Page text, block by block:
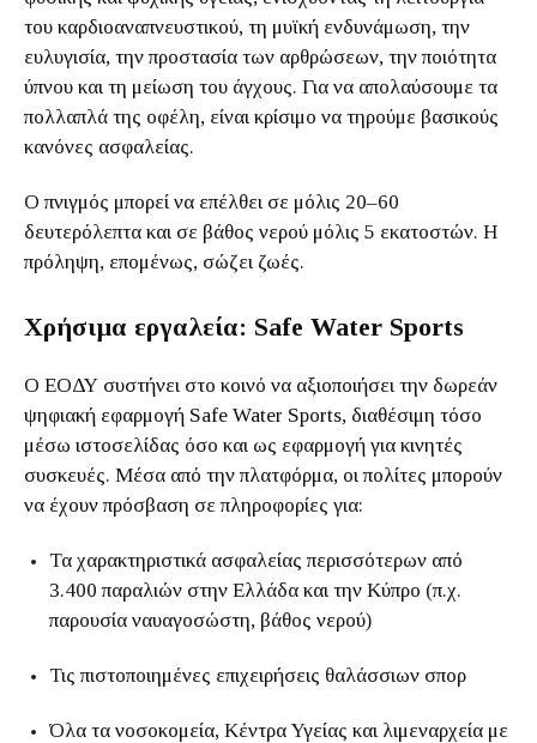
του καρδιοαναπνευστικού, τη μυϊκή ενδυνάμωση, την
ευλυγισία, την προστασία των αρθρώσεων, την ποιότητα
ύπνου και τη μείωση του άγχους. Για να απολαύσουμε τα
πολλαπλά της οφέλη, είναι κρίσιμο να τηρούμε βασικούς
κανόνες ασφαλείας.
Ο πνιγμός μπορεί να επέλθει σε μόλις 20–60
δευτερόλεπτα και σε βάθος νερού μόλις 5 εκατοστών. Η
πρόληψη, επομένως, σώζει ζωές.
Χρήσιμα εργαλεία: Safe Water Sports
Ο ΕΟΔΥ συστήνει στο κοινό να αξιοποιήσει την δωρεάν
ψηφιακή εφαρμογή Safe Water Sports, διαθέσιμη τόσο
μέσω ιστοσελίδας όσο και ως εφαρμογή για κινητές
συσκευές. Μέσα από την πλατφόρμα, οι πολίτες μπορούν
να έχουν πρόσβαση σε πληροφορίες για:
Τα χαρακτηριστικά ασφαλείας περισσότερων από
3.400 παραλιών στην Ελλάδα και την Κύπρο (π.χ.
παρουσία ναυαγοσώστη, βάθος νερού)
Τις πιστοποιημένες επιχειρήσεις θαλάσσιων σπορ
Όλα τα νοσοκομεία, Κέντρα Υγείας και λιμεναρχεία με